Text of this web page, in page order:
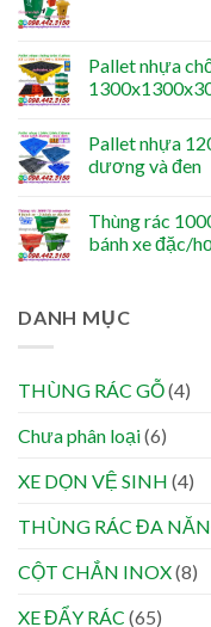
Pallet nhựa
Pallet nhựa
dương và đen
Thùng rác
bánh xe đặc/
DANH MỤC
THÙNG RÁC GỖ(4)
Chưa phân loại(6)
XE DỌN VỆ SINH (4)
THÙNG RÁC ĐA
CỘT CHẮN INOX(8)
XE ĐẨY RÁC (65)